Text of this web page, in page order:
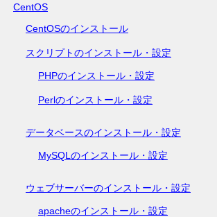
CentOS
CentOSのインストール
スクリプトのインストール・設定
PHPのインストール・設定
Perlのインストール・設定
データベースのインストール・設定
MySQLのインストール・設定
ウェブサーバーのインストール・設定
apacheのインストール・設定